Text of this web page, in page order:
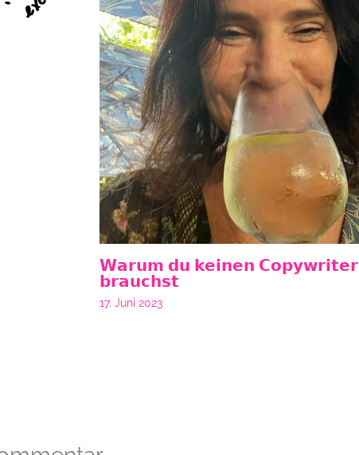
𝗪𝗮𝗿𝘂𝗺 𝗱𝘂 𝗸𝗲𝗶𝗻𝗲𝗻 𝗖𝗼𝗽𝘆𝘄𝗿𝗶𝘁𝗲𝗿
𝗯𝗿𝗮𝘂𝗰𝗵𝘀𝘁
17. Juni 2023